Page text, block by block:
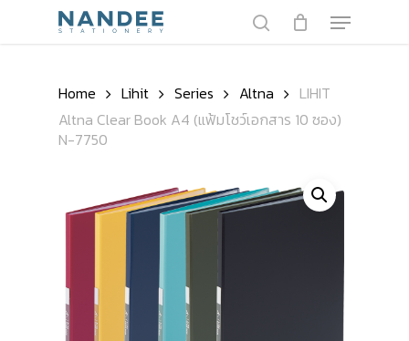
Menu
Home Lihit Series Altna
LIHIT
Altna Clear Book A4 (แฟ้มโชว์เอกสาร 10 ซอง)
N-7750